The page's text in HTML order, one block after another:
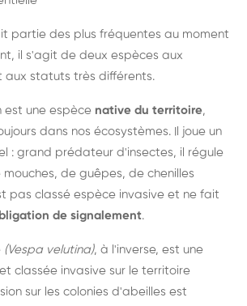
partie des plus fréquentes au moment
il s'agit de deux espèces aux
aux statuts très différents.
est une espèce native du territoire,
dans nos écosystèmes. Il joue un
: grand prédateur d'insectes, il régule
de guêpes, de chenilles
pas classé espèce invasive et ne fait
de signalement.
(Vespa velutina), à l'inverse, est une
classée invasive sur le territoire
sur les colonies d'abeilles est